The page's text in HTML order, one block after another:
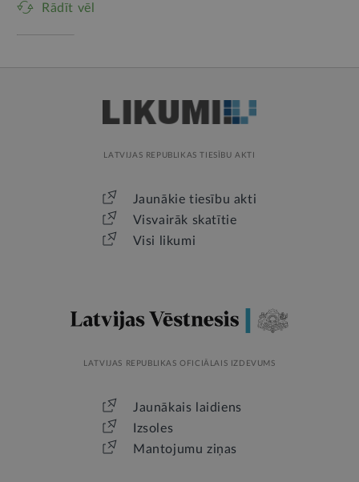
Rādīt vēl
LATVIJAS REPUBLIKAS TIESĪBU AKTI
Jaunākie tiesību akti
Visvairāk skatītie
Visi likumi
LATVIJAS REPUBLIKAS OFICIĀLAIS IZDEVUMS
Jaunākais laidiens
Izsoles
Mantojumu ziņas